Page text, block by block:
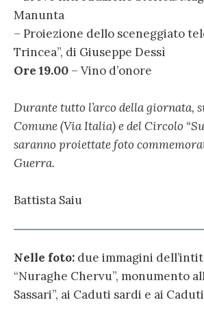
Manunta
– Proiezione dello sceneggiato
Trincea”, di Giuseppe Dessì
Ore 19.00 – Vino d’onore
Durante tutto l’arco della giornata,
Comune (Via Italia) e del Circolo
saranno proiettate foto
Guerra.
Battista Saiu
Nelle foto: due immagini
“Nuraghe Chervu”, monumento
Sassari”, ai Caduti sardi e ai